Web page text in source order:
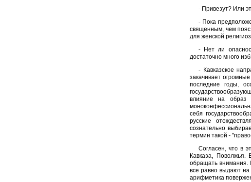
- Привезут? Или
- Пока
священным, чем
для женской
- Нет ли
достаточно много
- Кавказское
закачивает
последние годы,
влияние на образ
себя
русские
сознательно
термин такой -
Согласен, что в
Кавказа,
обращать внимания.
все равно выдают
арифметика